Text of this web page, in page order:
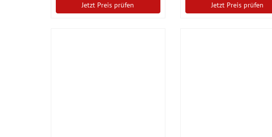
Jetzt Preis prüfen Jetzt Preis prüfen